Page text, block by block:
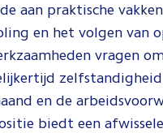
aan praktische
en het volgen van
vragen
en de
biedt een